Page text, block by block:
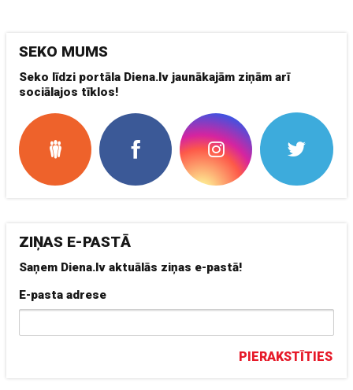
SEKO MUMS
Seko līdzi portāla Diena.lv jaunākajām ziņām arī
sociālajos tīklos!
ZIŅAS E-PASTĀ
Saņem Diena.lv aktuālās ziņas e-pastā!
E-pasta adrese
PIERAKSTĪTIES